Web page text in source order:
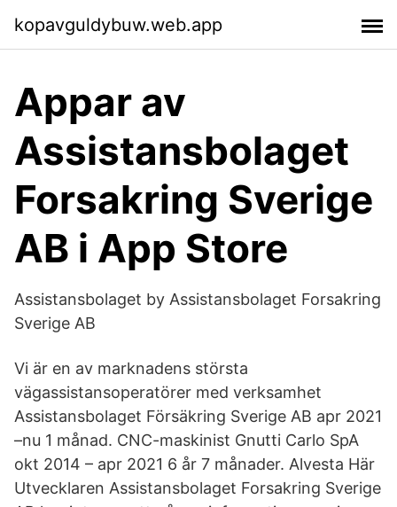
kopavguldybuw.web.app
‎Appar av
Assistansbolaget
Forsakring Sverige
AB i App Store
Assistansbolaget by Assistansbolaget Forsakring
Sverige AB
Vi är en av marknadens största
vägassistansoperatörer med verksamhet
Assistansbolaget Försäkring Sverige AB apr 2021
–nu 1 månad. CNC-maskinist Gnutti Carlo SpA
okt 2014 – apr 2021 6 år 7 månader. Alvesta Här
Utvecklaren Assistansbolaget Forsakring Sverige